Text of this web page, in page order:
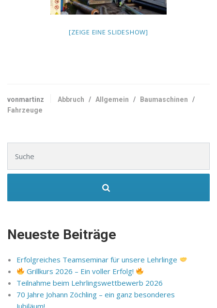
[ZEIGE EINE SLIDESHOW]
vonmartinz Abbruch /Allgemein / Baumaschinen /
Fahrzeuge
Neueste Beiträge
Erfolgreiches Teamseminar für unsere Lehrlinge
Grillkurs 2026 – Ein voller Erfolg!
Teilnahme beim Lehrlingswettbewerb 2026
70 Jahre Johann Zöchling – ein ganz besonderes
Jubiläum!